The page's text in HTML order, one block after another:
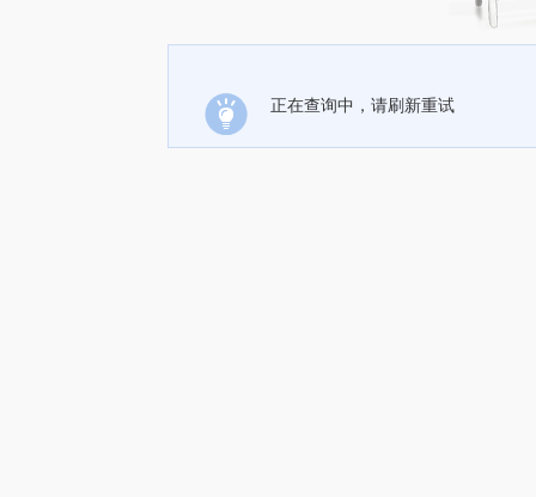
正在查询中，请刷新重试